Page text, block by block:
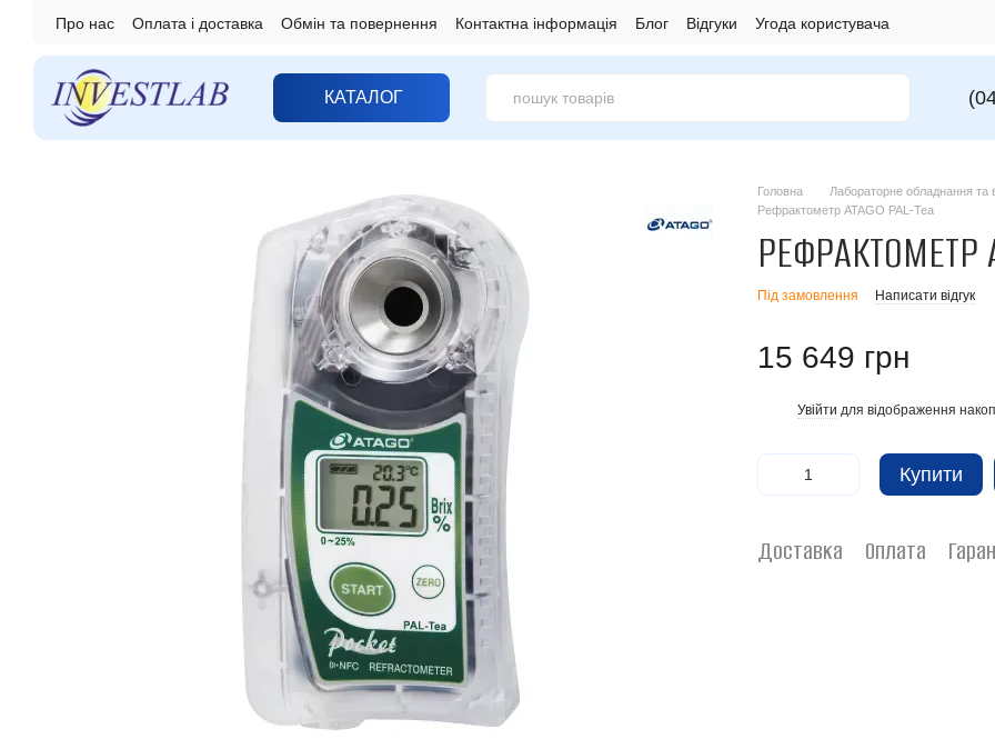
Перейти до основного контенту
Про нас Оплата і доставка Обмін та повернення Контактна інформація Блог Відгуки Угода користувача
КАТАЛОГ
Головна
Лабораторне обладнання та
Рефрактометр ATAGO PAL-Tea
РЕФРАКТОМЕТР
Під замовлення Написати відгук
15 649 грн
Увійти для відображення
Купити
Доставка Оплата